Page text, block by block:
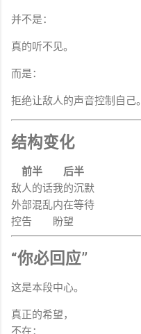
并不是：
真的听不见。
而是：
拒绝让敌人的声音控制自己。
结构变化
前半
后半
敌人的话我的沉默
外部混乱内在等待
控告
盼望
“你必回应”
这是本段中心。
真正的希望，
不在：